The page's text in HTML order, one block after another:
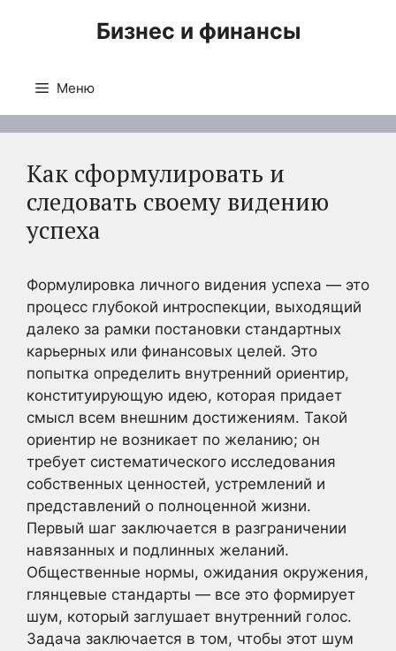
Бизнес и финансы
Меню
Как сформулировать и
следовать своему видению
успеха
Формулировка личного видения успеха — это
процесс глубокой интроспекции, выходящий
далеко за рамки постановки стандартных
карьерных или финансовых целей. Это
попытка определить внутренний ориентир,
конституирующую идею, которая придает
смысл всем внешним достижениям. Такой
ориентир не возникает по желанию; он
требует систематического исследования
собственных ценностей, устремлений и
представлений о полноценной жизни.
Первый шаг заключается в разграничении
навязанных и подлинных желаний.
Общественные нормы, ожидания окружения,
глянцевые стандарты — все это формирует
шум, который заглушает внутренний голос.
Задача заключается в том, чтобы этот шум